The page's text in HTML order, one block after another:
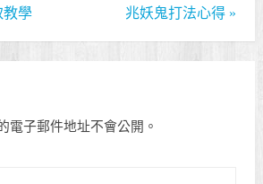
教學
兆妖鬼打法心得 »
電子郵件地址不會公開。